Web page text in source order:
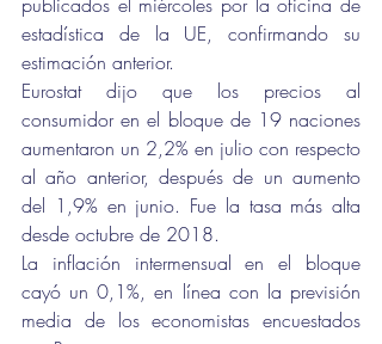
estadística de la UE, confirmando su
estimación anterior.
Eurostat dijo que los precios al
consumidor en el bloque de 19 naciones
aumentaron un 2,2% en julio con respecto
al año anterior, después de un aumento
del 1,9% en junio. Fue la tasa más alta
desde octubre de 2018.
La inflación intermensual en el bloque
cayó un 0,1%, en línea con la previsión
media de los economistas encuestados